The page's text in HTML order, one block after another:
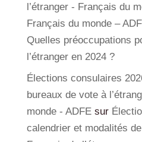
l’étranger - Français du
Français du monde –
Quelles préoccupations
l’étranger en 2024 ?
Élections consulaires
bureaux de vote à
monde - ADFEsur
calendrier et modalités